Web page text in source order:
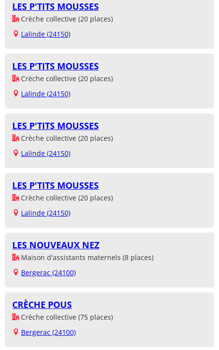
LES P'TITS MOUSSES
Crèche collective (20 places)
Lalinde (24150)
LES P'TITS MOUSSES
Crèche collective (20 places)
Lalinde (24150)
LES P'TITS MOUSSES
Crèche collective (20 places)
Lalinde (24150)
LES P'TITS MOUSSES
Crèche collective (20 places)
Lalinde (24150)
LES NOUVEAUX NEZ
Maison d'assistants maternels (8 places)
Bergerac (24100)
CRÈCHE POUS
Crèche collective (75 places)
Bergerac (24100)